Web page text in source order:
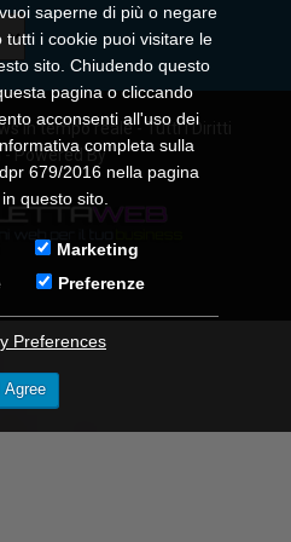
in tempo reale - Tutti i Diritti
- Powered By
saperne di più o negare
tutti i cookie puoi visitare le
sito. Chiudendo questo
pagina o cliccando
acconsenti all'uso dei
completa sulla
679/2016 nella pagina
questo sito.
Marketing
Preferenze
Preferences
I Agree